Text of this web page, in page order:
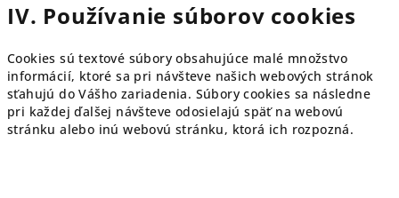
IV. Používanie súborov cookies
Cookies sú textové súbory obsahujúce malé množstvo
informácií, ktoré sa pri návšteve našich webových stránok
sťahujú do Vášho zariadenia. Súbory cookies sa následne
pri každej ďalšej návšteve odosielajú späť na webovú
stránku alebo inú webovú stránku, ktorá ich rozpozná.